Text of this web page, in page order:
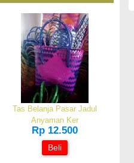
Tas Belanja Pasar Jadul
Anyaman Ker
Rp 12.500
Beli